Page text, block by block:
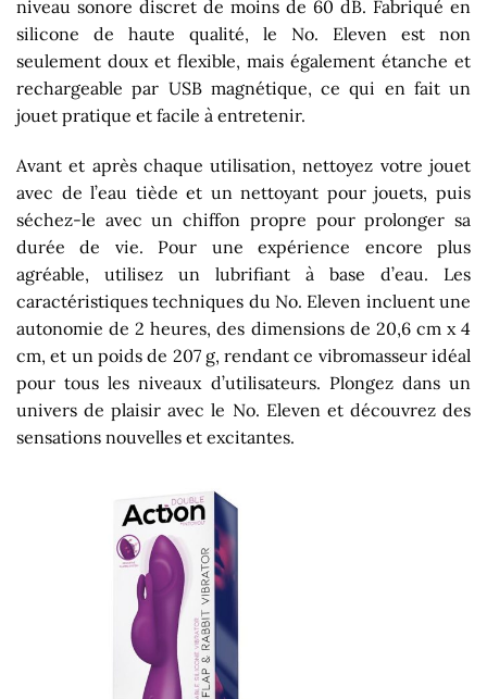
niveau sonore discret de moins de 60 dB. Fabriqué en
silicone de haute qualité, le No. Eleven est non
seulement doux et flexible, mais également étanche et
rechargeable par USB magnétique, ce qui en fait un
jouet pratique et facile à entretenir.
Avant et après chaque utilisation, nettoyez votre jouet
avec de l’eau tiède et un nettoyant pour jouets, puis
séchez-le avec un chiffon propre pour prolonger sa
durée de vie. Pour une expérience encore plus
agréable, utilisez un lubrifiant à base d’eau. Les
caractéristiques techniques du No. Eleven incluent une
autonomie de 2 heures, des dimensions de 20,6 cm x 4
cm, et un poids de 207 g, rendant ce vibromasseur idéal
pour tous les niveaux d’utilisateurs. Plongez dans un
univers de plaisir avec le No. Eleven et découvrez des
sensations nouvelles et excitantes.